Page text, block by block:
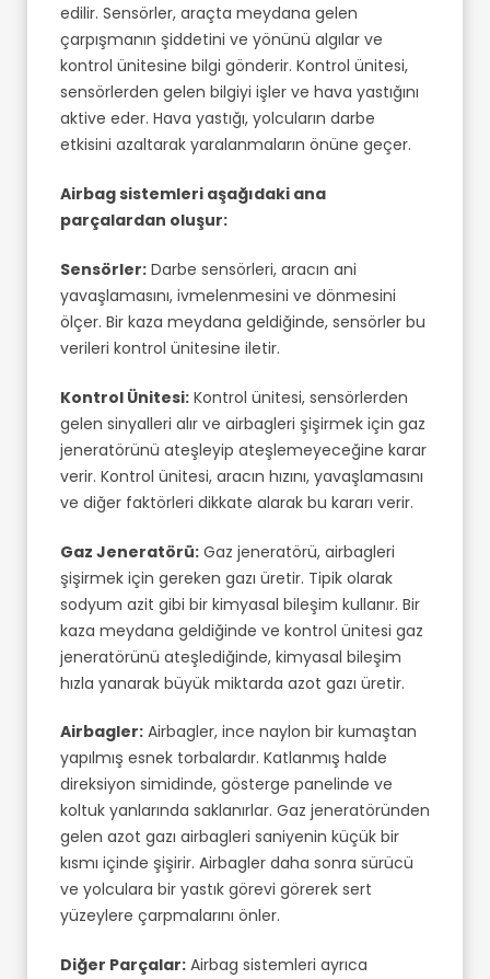
edilir. Sensörler, araçta meydana gelen
çarpışmanın şiddetini ve yönünü algılar ve
kontrol ünitesine bilgi gönderir. Kontrol ünitesi,
sensörlerden gelen bilgiyi işler ve hava yastığını
aktive eder. Hava yastığı, yolcuların darbe
etkisini azaltarak yaralanmaların önüne geçer.
Airbag sistemleri aşağıdaki ana
parçalardan oluşur:
Sensörler: Darbe sensörleri, aracın ani
yavaşlamasını, ivmelenmesini ve dönmesini
ölçer. Bir kaza meydana geldiğinde, sensörler bu
verileri kontrol ünitesine iletir.
Kontrol Ünitesi: Kontrol ünitesi, sensörlerden
gelen sinyalleri alır ve airbagleri şişirmek için gaz
jeneratörünü ateşleyip ateşlemeyeceğine karar
verir. Kontrol ünitesi, aracın hızını, yavaşlamasını
ve diğer faktörleri dikkate alarak bu kararı verir.
Gaz Jeneratörü: Gaz jeneratörü, airbagleri
şişirmek için gereken gazı üretir. Tipik olarak
sodyum azit gibi bir kimyasal bileşim kullanır. Bir
kaza meydana geldiğinde ve kontrol ünitesi gaz
jeneratörünü ateşlediğinde, kimyasal bileşim
hızla yanarak büyük miktarda azot gazı üretir.
Airbagler: Airbagler, ince naylon bir kumaştan
yapılmış esnek torbalardır. Katlanmış halde
direksiyon simidinde, gösterge panelinde ve
koltuk yanlarında saklanırlar. Gaz jeneratöründen
gelen azot gazı airbagleri saniyenin küçük bir
kısmı içinde şişirir. Airbagler daha sonra sürücü
ve yolculara bir yastık görevi görerek sert
yüzeylere çarpmalarını önler.
Diğer Parçalar: Airbag sistemleri ayrıca